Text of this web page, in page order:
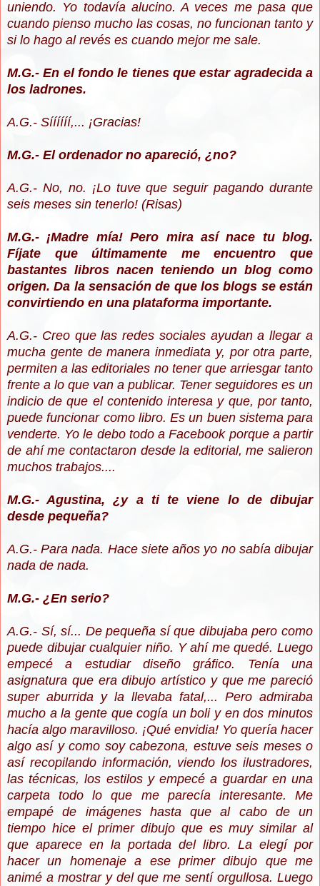
uniendo. Yo todavía alucino. A veces me pasa que
cuando pienso mucho las cosas, no funcionan tanto y
si lo hago al revés es cuando mejor me sale.
M.G.- En el fondo le tienes que estar agradecida a
los ladrones.
A.G.- Síííííí,... ¡Gracias!
M.G.- El ordenador no apareció, ¿no?
A.G.- No, no. ¡Lo tuve que seguir pagando durante
seis meses sin tenerlo! (Risas)
M.G.- ¡Madre mía! Pero mira así nace tu blog.
Fíjate que últimamente me encuentro que
bastantes libros nacen teniendo un blog como
origen. Da la sensación de que los blogs se están
convirtiendo en una plataforma importante.
A.G.- Creo que las redes sociales ayudan a llegar a
mucha gente de manera inmediata y, por otra parte,
permiten a las editoriales no tener que arriesgar tanto
frente a lo que van a publicar. Tener seguidores es un
indicio de que el contenido interesa y que, por tanto,
puede funcionar como libro. Es un buen sistema para
venderte. Yo le debo todo a Facebook porque a partir
de ahí me contactaron desde la editorial, me salieron
muchos trabajos....
M.G.- Agustina, ¿y a ti te viene lo de dibujar
desde pequeña?
A.G.- Para nada. Hace siete años yo no sabía dibujar
nada de nada.
M.G.- ¿En serio?
A.G.- Sí, sí... De pequeña sí que dibujaba pero como
puede dibujar cualquier niño. Y ahí me quedé. Luego
empecé a estudiar diseño gráfico. Tenía una
asignatura que era dibujo artístico y que me pareció
super aburrida y la llevaba fatal,... Pero admiraba
mucho a la gente que cogía un boli y en dos minutos
hacía algo maravilloso. ¡Qué envidia! Yo quería hacer
algo así y como soy cabezona, estuve seis meses o
así recopilando información, viendo los ilustradores,
las técnicas, los estilos y empecé a guardar en una
carpeta todo lo que me parecía interesante. Me
empapé de imágenes hasta que al cabo de un
tiempo hice el primer dibujo que es muy similar al
que aparece en la portada del libro. La elegí por
hacer un homenaje a ese primer dibujo que me
animé a mostrar y del que me sentí orgullosa. Luego